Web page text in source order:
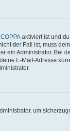
COPPA aktiviert ist und
der Fall ist, muss
ein Administrator. Bei
E-Mail-Adresse
um